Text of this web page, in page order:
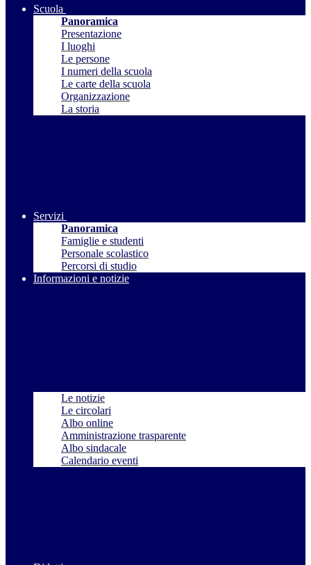
Scuola
Panoramica
Presentazione
I luoghi
Le persone
I numeri della scuola
Le carte della scuola
Organizzazione
La storia
Servizi
Panoramica
Famiglie e studenti
Personale scolastico
Percorsi di studio
Informazioni e notizie
Le notizie
Le circolari
Albo online
Amministrazione trasparente
Albo sindacale
Calendario eventi